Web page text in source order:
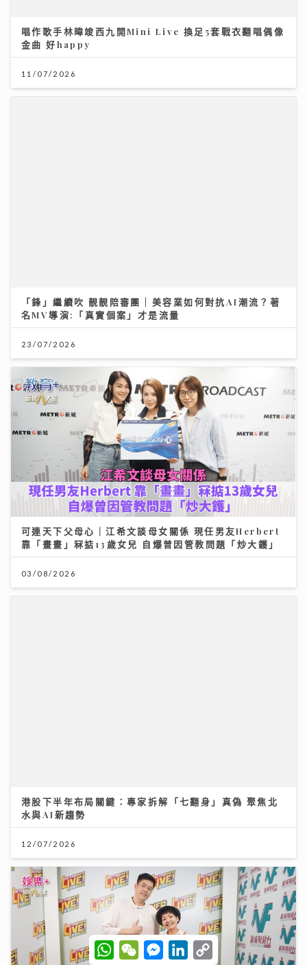
唱作歌手林暐竣西九開Mini Live 換足5套戰衣翻唱偶像
金曲 好happy
11/07/2026
「鋒」繼續吹 靚靚陪審團 | 美容業如何對抗AI潮流？著
名MV導演:「真實個案」才是流量
23/07/2026
可連天下父母心｜江希文談母女關係 現任男友Herbert
靠「畫畫」冧掂13歲女兒 自爆曾因管教問題「炒大鑊」
03/08/2026
港股下半年布局關鍵：專家拆解「七翻身」真偽 聚焦北
水與AI新趨勢
12/07/2026
W
h
W
e
M
e
L